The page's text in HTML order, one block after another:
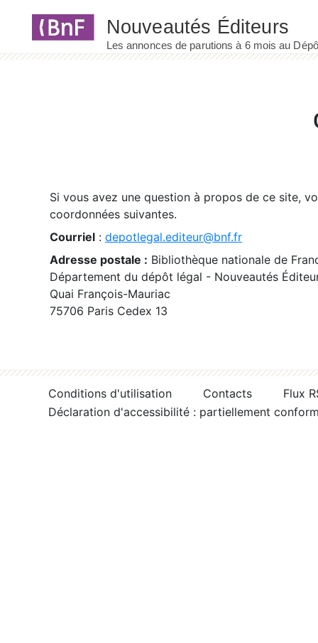
Si vous avez une question à propos de ce site,
coordonnées suivantes.
Courriel : depotlegal.editeur@bnf.fr
Adresse postale : Bibliothèque nationale de
Département du dépôt légal - Nouveautés
Quai François-Mauriac
75706 Paris Cedex 13
Conditions d'utilisation Contacts
Flux
Déclaration d'accessibilité : partiellement